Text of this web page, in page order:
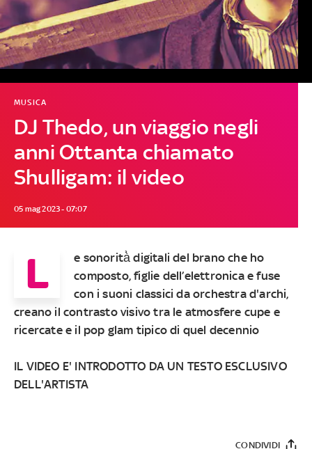
DJ Thedo, un viaggio negli
anni Ottanta chiamato
Shulligam: il video
MUSICA
05 mag 2023 - 07:07
L
e sonorità̀ digitali del brano che ho
composto, figlie dell’elettronica e fuse
con i suoni classici da orchestra d'archi,
creano il contrasto visivo tra le atmosfere cupe e
ricercate e il pop glam tipico di quel decennio
IL VIDEO E' INTRODOTTO DA UN TESTO ESCLUSIVO
DELL'ARTISTA
CONDIVIDI